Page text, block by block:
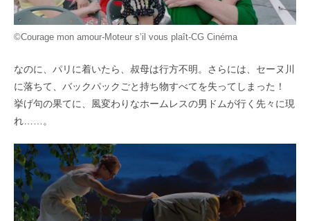
©Courage mon amour-Moteur s’il vous plaît-CG Cinéma
なのに、パリに着いたら、叔母は行方不明。さらには、セーヌ川
に落ちて、バックパックごと持ち物すべてを失ってしまった！
挙げ句の果てに、風変わりなホームレスの男ドムが行く先々に現
れ……。